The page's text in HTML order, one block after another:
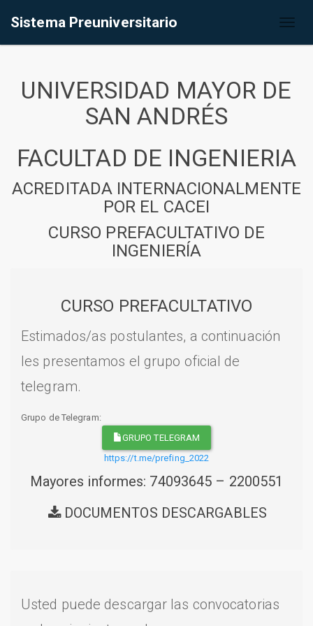
Sistema Preuniversitario
UNIVERSIDAD MAYOR DE
SAN ANDRÉS
FACULTAD DE INGENIERIA
ACREDITADA INTERNACIONALMENTE
POR EL CACEI
CURSO PREFACULTATIVO DE
INGENIERÍA
CURSO PREFACULTATIVO
Estimados/as postulantes, a continuación
les presentamos el grupo oficial de
telegram.
Grupo de Telegram:
GRUPO TELEGRAM
https://t.me/prefing_2022
Mayores informes: 74093645 – 2200551
DOCUMENTOS DESCARGABLES
Usted puede descargar las convocatorias